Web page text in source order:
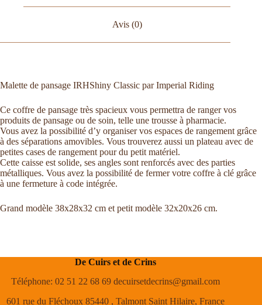
Avis (0)
Malette de pansage IRHShiny Classic par Imperial Riding
Ce coffre de pansage très spacieux vous permettra de ranger vos
produits de pansage ou de soin, telle une trousse à pharmacie.
Vous avez la possibilité d’y organiser vos espaces de rangement grâce
à des séparations amovibles. Vous trouverez aussi un plateau avec de
petites cases de rangement pour du petit matériel.
Cette caisse est solide, ses angles sont renforcés avec des parties
métalliques. Vous avez la possibilité de fermer votre coffre à clé grâce
à une fermeture à code intégrée.
Grand modèle 38x28x32 cm et petit modèle 32x20x26 cm.
De Cuirs et de Crins
Téléphone: 02 51 22 68 69 decuirsetdecrins@gmail.com
601 rue du Fléchoux 85440 , Talmont Saint Hilaire, France